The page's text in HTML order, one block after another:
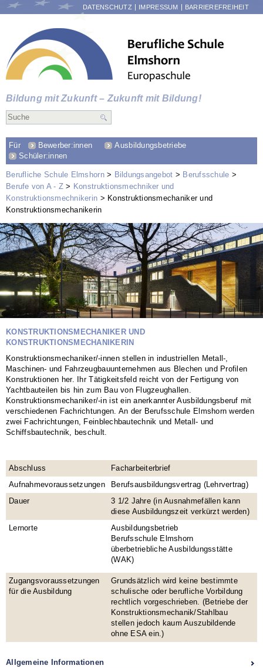
Bildung mit Zukunft – Zukunft mit Bildung!
ÜBERSPRINGEN
DATENSCHUTZ IMPRESSUM BARRIEREFREIHEIT
Für Bewerber:innen
Ausbildungsbetriebe
Schüler:innen
Berufliche Schule Elmshorn Bildungsangebot
Berufsschule
Berufe von A - Z
Konstruktionsmechniker und
Konstruktionsmechnikerin
Konstruktionsmechaniker und
Konstruktionsmechanikerin
KONSTRUKTIONSMECHANIKER UND
KONSTRUKTIONSMECHANIKERIN
Konstruktionsmechaniker/-innen stellen in industriellen Metall-,
Maschinen- und Fahrzeugbauunternehmen aus Blechen und Profilen
Konstruktionen her. Ihr Tätigkeitsfeld reicht von der Fertigung von
Yachtbauteilen bis hin zum Bau von Flugzeughallen.
Konstruktionsmechaniker/-in ist ein anerkannter Ausbildungsberuf mit
verschiedenen Fachrichtungen. An der Berufsschule Elmshorn werden
zwei Fachrichtungen, Feinblechbautechnik und Metall- und
Schiffsbautechnik, beschult.
Abschluss
Facharbeiterbrief
Aufnahmevoraussetzungen
Berufsausbildungsvertrag (Lehrvertrag)
Dauer
3 1/2 Jahre (in Ausnahmefällen kann
diese Ausbildungszeit verkürzt werden)
Lernorte
Ausbildungsbetrieb
Berufsschule Elmshorn
überbetriebliche Ausbildungsstätte
(WAK)
Zugangsvoraussetzungen
für die Ausbildung
Grundsätzlich wird keine bestimmte
schulische oder berufliche Vorbildung
rechtlich vorgeschrieben. (Betriebe der
Konstruktionsmechanik/Stahlbau
stellen jedoch kaum Auszubildende
ohne ESA ein.)
Allgemeine Informationen